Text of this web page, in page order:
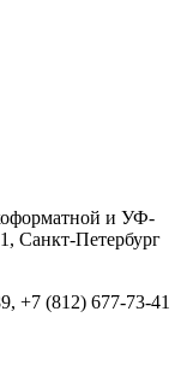
и УФ-
Санкт-Петербург
+7 (812) 677-73-41